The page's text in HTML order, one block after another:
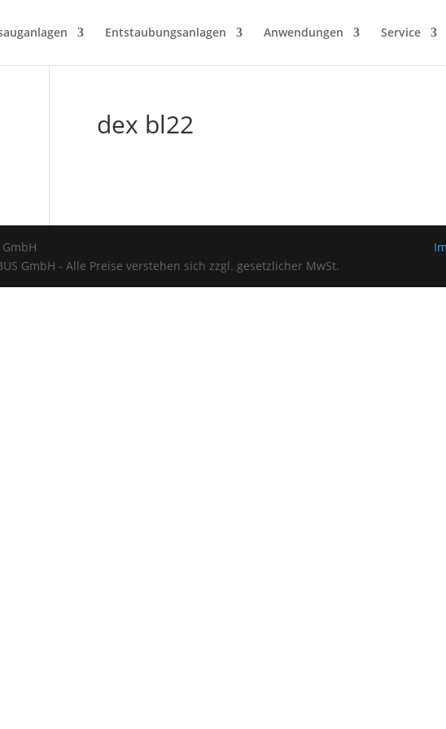
Entstaubungsanlagen Anwendungen Service
dex bl22
GmbH - Alle Preise verstehen sich zzgl. gesetzlicher MwSt.